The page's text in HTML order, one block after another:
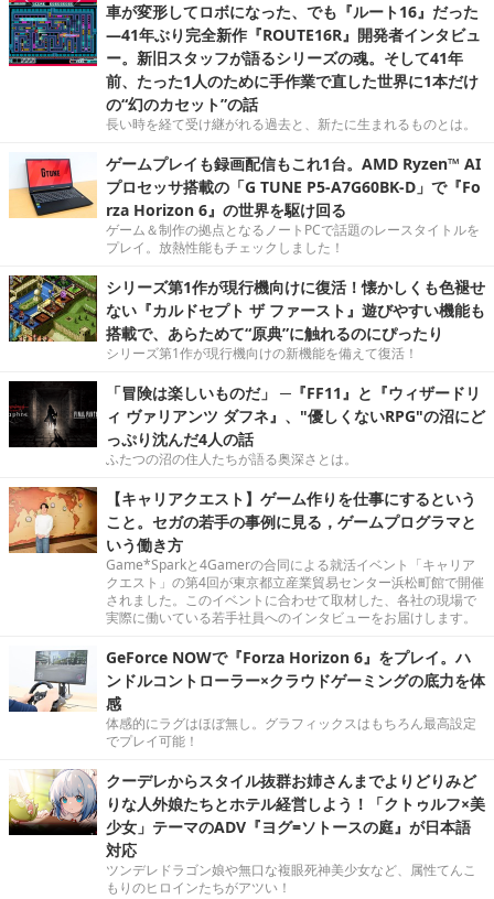
車が変形してロボになった、でも『ルート16』だった
―41年ぶり完全新作『ROUTE16R』開発者インタビュ
ー。新旧スタッフが語るシリーズの魂。そして41年
前、たった1人のために手作業で直した世界に1本だけ
の“幻のカセット”の話
長い時を経て受け継がれる過去と、新たに生まれるものとは。
ゲームプレイも録画配信もこれ1台。AMD Ryzen™ AI
プロセッサ搭載の「G TUNE P5-A7G60BK-D」で『Fo
rza Horizon 6』の世界を駆け回る
ゲーム＆制作の拠点となるノートPCで話題のレースタイトルを
プレイ。放熱性能もチェックしました！
シリーズ第1作が現行機向けに復活！懐かしくも色褪せ
ない『カルドセプト ザ ファースト』遊びやすい機能も
搭載で、あらためて“原典”に触れるのにぴったり
シリーズ第1作が現行機向けの新機能を備えて復活！
「冒険は楽しいものだ」 ─『FF11』と『ウィザードリ
ィ ヴァリアンツ ダフネ』、"優しくないRPG"の沼にど
っぷり沈んだ4人の話
ふたつの沼の住人たちが語る奥深さとは。
【キャリアクエスト】ゲーム作りを仕事にするという
こと。セガの若手の事例に見る，ゲームプログラマと
いう働き方
Game*Sparkと4Gamerの合同による就活イベント「キャリア
クエスト」の第4回が東京都立産業貿易センター浜松町館で開催
されました。このイベントに合わせて取材した、各社の現場で
実際に働いている若手社員へのインタビューをお届けします。
GeForce NOWで『Forza Horizon 6』をプレイ。ハ
ンドルコントローラー×クラウドゲーミングの底力を体
感
体感的にラグはほぼ無し。グラフィックスはもちろん最高設定
でプレイ可能！
クーデレからスタイル抜群お姉さんまでよりどりみど
りな人外娘たちとホテル経営しよう！「クトゥルフ×美
少女」テーマのADV『ヨグ=ソトースの庭』が日本語
対応
ツンデレドラゴン娘や無口な複眼死神美少女など、属性てんこ
もりのヒロインたちがアツい！